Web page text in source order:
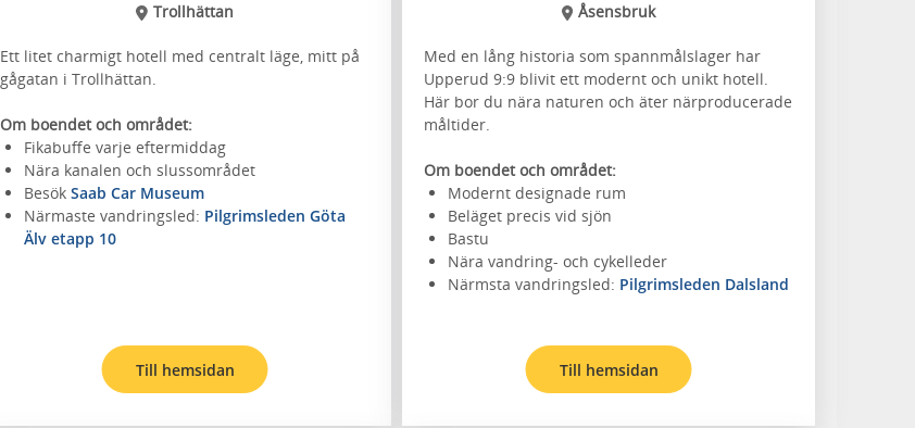
Trollhättan
Ett litet charmigt hotell med centralt läge, mitt på
gågatan i Trollhättan.
Om boendet och området:
Fikabuffe varje eftermiddag
Nära kanalen och slussområdet
Besök Saab Car Museum
Närmaste vandringsled: Pilgrimsleden Göta
Älv etapp 10
Till hemsidan
Åsensbruk
Med en lång historia som spannmålslager har
Upperud 9:9 blivit ett modernt och unikt hotell.
Här bor du nära naturen och äter närproducerade
måltider.
Om boendet och området:
Modernt designade rum
Beläget precis vid sjön
Bastu
Nära vandring- och cykelleder
Närmsta vandringsled: Pilgrimsleden Dalsland
Till hemsidan